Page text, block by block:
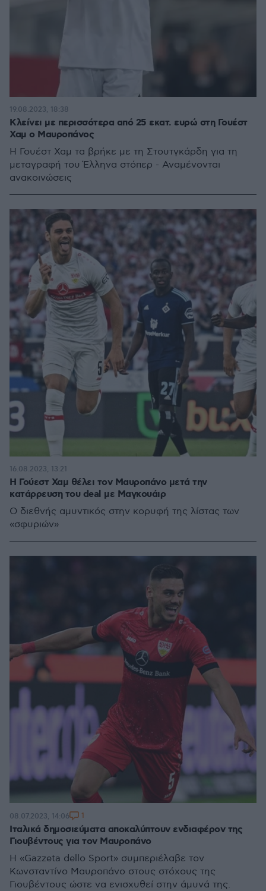
Κλείνει με περισσότερα από 25 εκατ. ευρώ στη Γουέστ
Χαμ ο Μαυροπάνος
Η Γουέστ Χαμ τα βρήκε με τη Στουτγκάρδη για τη
μεταγραφή του Έλληνα στόπερ - Αναμένονται
ανακοινώσεις
19.08.2023, 18:38
Η Γούεστ Χαμ θέλει τον Μαυροπάνο μετά την
κατάρρευση του deal με Μαγκουάιρ
Ο διεθνής αμυντικός στην κορυφή της λίστας των
«σφυριών»
16.08.2023, 13:21
Ιταλικά δημοσιεύματα αποκαλύπτουν ενδιαφέρον της
Γιουβέντους για τον Μαυροπάνο
Η «Gazzeta dello Sport» συμπεριέλαβε τον
Κωνσταντίνο Μαυροπάνο στους στόχους της
Γιουβέντους ώστε να ενισχυθεί στην άμυνά της.
08.07.2023, 14:06 1